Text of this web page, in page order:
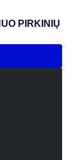
PIRKINIŲ